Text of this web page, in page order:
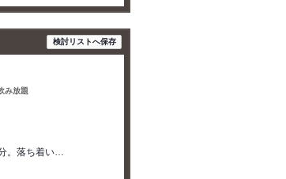
検討リストへ保存
み放題
。落ち着い…